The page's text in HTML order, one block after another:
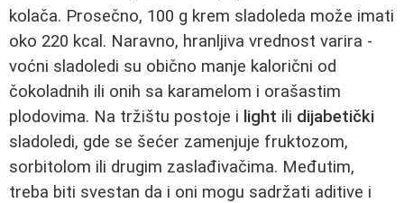
kolača. Prosečno, 100 g krem sladoleda može imati
oko 220 kcal. Naravno, hranljiva vrednost varira -
voćni sladoledi su obično manje kalorični od
čokoladnih ili onih sa karamelom i orašastim
plodovima. Na tržištu postoje i light ili dijabetički
sladoledi, gde se šećer zamenjuje fruktozom,
sorbitolom ili drugim zaslađivačima. Međutim,
treba biti svestan da i oni mogu sadržati aditive i